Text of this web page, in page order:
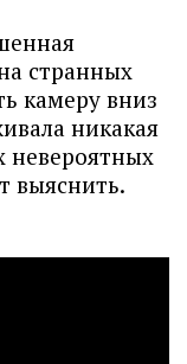
странных
камеру вниз
никакая
невероятных
выяснить.